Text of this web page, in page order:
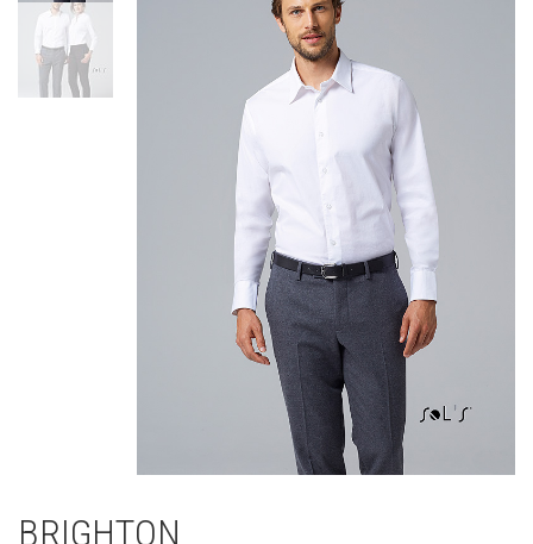
BRIGHTON